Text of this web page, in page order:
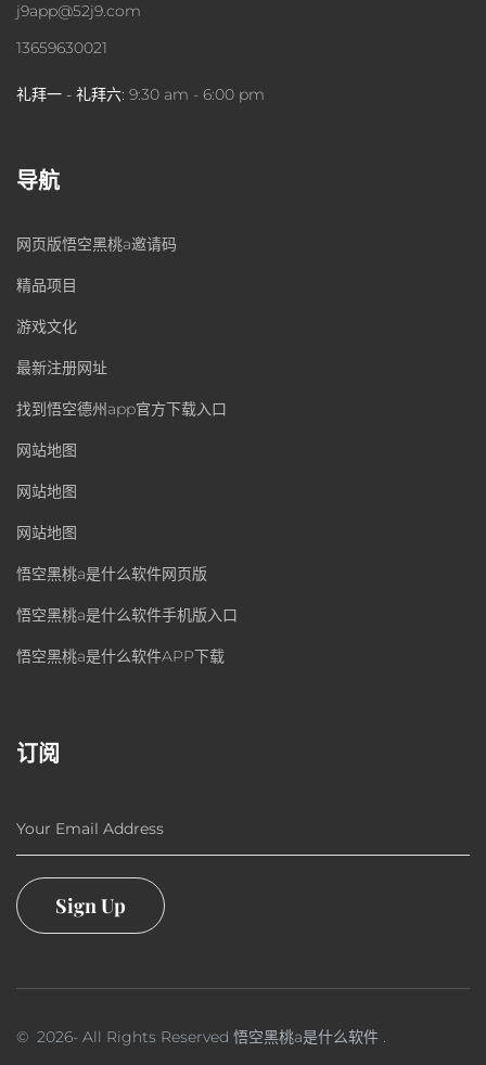
j9app@52j9.com
13659630021
礼拜一 - 礼拜六: 9:30 am - 6:00 pm
导航
网页版悟空黑桃a邀请码
精品项目
游戏文化
最新注册网址
找到悟空德州app官方下载入口
网站地图
网站地图
网站地图
悟空黑桃a是什么软件网页版
悟空黑桃a是什么软件手机版入口
悟空黑桃a是什么软件APP下载
订阅
Your Email Address
Sign Up
© 2026- All Rights Reserved 悟空黑桃a是什么软件 .